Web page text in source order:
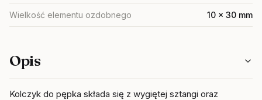
Wielkość elementu ozdobnego 10 x 30 mm
Opis
Kolczyk do pępka składa się z wygiętej sztangi oraz